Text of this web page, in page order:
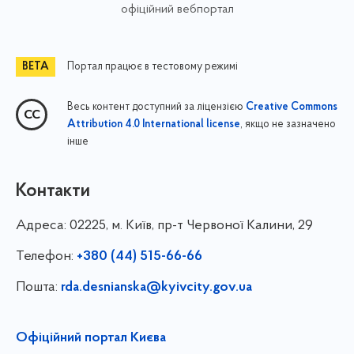
офіційний вебпортал
Портал працює в тестовому режимі
Весь контент доступний за ліцензією Creative Commons
Attribution 4.0 International license, якщо не зазначено
інше
Контакти
Адреса: 02225, м. Київ, пр-т Червоної Калини, 29
Телефон: +380 (44) 515-66-66
Пошта: rda.desnianska@kyivcity.gov.ua
Офіційний портал Києва